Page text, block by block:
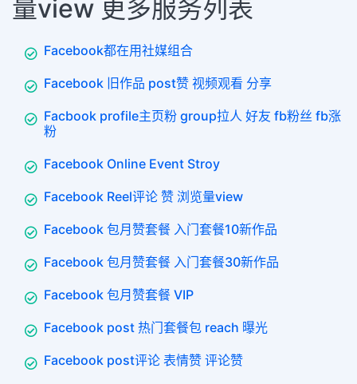
量view 更多服务列表
Facebook都在用社媒组合
Facebook 旧作品 post赞 视频观看 分享
Facbook profile主页粉 group拉人 好友 fb粉丝 fb涨
粉
Facebook Online Event Stroy
Facebook Reel评论 赞 浏览量view
Facebook 包月赞套餐 入门套餐10新作品
Facebook 包月赞套餐 入门套餐30新作品
Facebook 包月赞套餐 VIP
Facebook post 热门套餐包 reach 曝光
Facebook post评论 表情赞 评论赞